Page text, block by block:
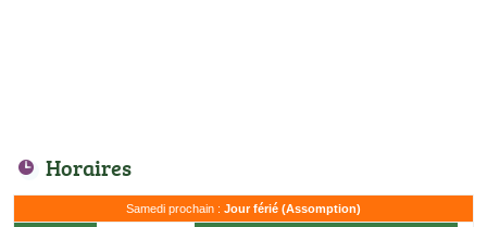
Horaires
Samedi prochain : Jour férié (Assomption)